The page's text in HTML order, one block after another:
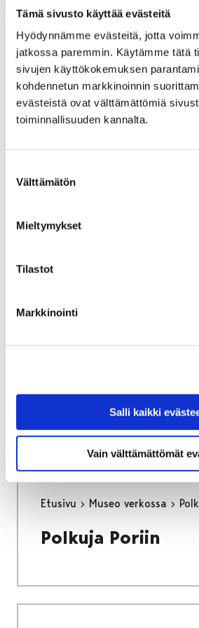
Tämä sivusto käyttää evästeitä
Hyödynnämme evästeitä, jotta
jatkossa paremmin. Käytämme tätä
sivujen käyttökokemuksen
kohdennetun markkinoinnin
evästeistä ovat välttämättömiä
toiminnallisuuden kannalta.
valinta
Välttämätön
Mieltymykset
Tilastot
Markkinointi
Salli kaikki
Vain välttämättömät
Museon lausunnot
Pomarkku
Etusivu
Museo verkossa
Pisara – kulttuuriympäristöt
Pisara –
Etusivu Museo verkossa
Polkuja Poriin